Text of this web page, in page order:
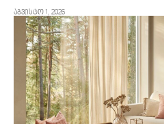
აგვისტო 1, 2026